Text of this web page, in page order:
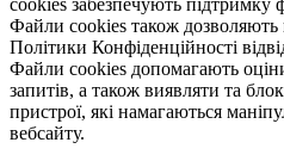
Файли cookies також дозволяють
Політики Конфіденційності
Файли cookies допомагають
запитів, а також виявляти та
пристрої, які намагаються
вебсайту.